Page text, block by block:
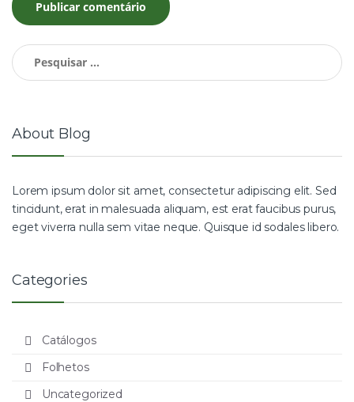
Pesquisar
por:
About Blog
Lorem ipsum dolor sit amet, consectetur adipiscing elit. Sed
tincidunt, erat in malesuada aliquam, est erat faucibus purus,
eget viverra nulla sem vitae neque. Quisque id sodales libero.
Categories
Catálogos
Folhetos
Uncategorized